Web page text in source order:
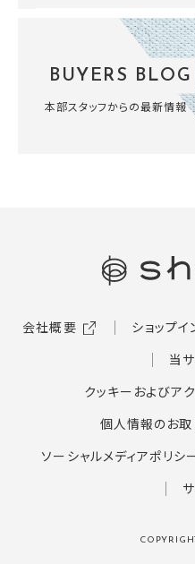
BUYERS BLOG
本部スタッフからの最新情報
会社概要 ショップ
当
クッキーおよびア
個人情報のお取
ソーシャルメディアポリシ